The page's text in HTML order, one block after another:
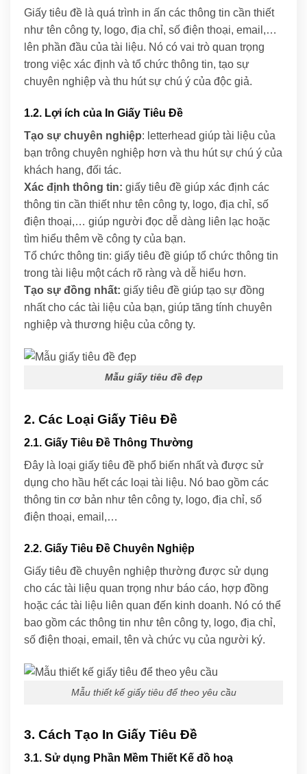
Giấy tiêu đề là quá trình in ấn các thông tin cần thiết
như tên công ty, logo, địa chỉ, số điện thoại, email,…
lên phần đầu của tài liệu. Nó có vai trò quan trọng
trong việc xác định và tổ chức thông tin, tạo sự
chuyên nghiệp và thu hút sự chú ý của độc giả.
1.2. Lợi ích của In Giấy Tiêu Đề
Tạo sự chuyên nghiệp: letterhead giúp tài liệu của
bạn trông chuyên nghiệp hơn và thu hút sự chú ý của
khách hang, đối tác.
Xác định thông tin: giấy tiêu đề giúp xác định các
thông tin cần thiết như tên công ty, logo, địa chỉ, số
điện thoại,… giúp người đọc dễ dàng liên lạc hoặc
tìm hiểu thêm về công ty của bạn.
Tổ chức thông tin: giấy tiêu đề giúp tổ chức thông tin
trong tài liệu một cách rõ ràng và dễ hiểu hơn.
Tạo sự đồng nhất: giấy tiêu đề giúp tạo sự đồng
nhất cho các tài liệu của bạn, giúp tăng tính chuyên
nghiệp và thương hiệu của công ty.
Mẫu giấy tiêu đề đẹp
2. Các Loại Giấy Tiêu Đề
2.1. Giấy Tiêu Đề Thông Thường
Đây là loại giấy tiêu đề phổ biến nhất và được sử
dụng cho hầu hết các loại tài liệu. Nó bao gồm các
thông tin cơ bản như tên công ty, logo, địa chỉ, số
điện thoại, email,…
2.2. Giấy Tiêu Đề Chuyên Nghiệp
Giấy tiêu đề chuyên nghiệp thường được sử dụng
cho các tài liệu quan trọng như báo cáo, hợp đồng
hoặc các tài liệu liên quan đến kinh doanh. Nó có thể
bao gồm các thông tin như tên công ty, logo, địa chỉ,
số điện thoại, email, tên và chức vụ của người ký.
Mẫu thiết kế giấy tiêu để theo yêu cầu
3. Cách Tạo In Giấy Tiêu Đề
3.1. Sử dụng Phần Mềm Thiết Kế đồ hoạ